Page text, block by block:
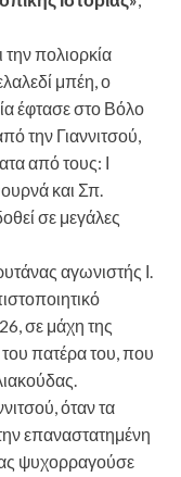
πολιορκία
μπέη, ο
έφτασε στο Βόλο
την Γιαννιτσού,
από τους: Ι
και Σπ.
σε μεγάλες
αγωνιστής Ι.
σε μάχη της
πατέρα του, που
όταν τα
επαναστατημένη
ψυχορραγούσε